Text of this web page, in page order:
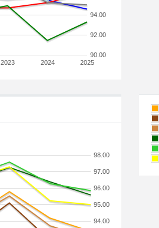
2023 2024 2025
90.00
92.00
94.00
94.00
95.00
96.00
97.00
98.00